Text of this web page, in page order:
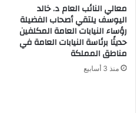
معالي النائب العام د. خالد
اليوسف يلتقي أصحاب الفضيلة
رؤساء النيابات العامة المكلفين
حديثًا برئاسة النيابات العامة في
مناطق المملكة
منذ 3 أسابيع